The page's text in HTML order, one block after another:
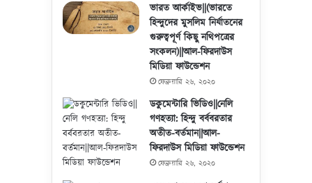
ভারত আর্কাইভ||(ভারতে
হিন্দুদের মুসলিম নির্যাতনের
গুরুত্বপূর্ণ কিছু নথিপত্রের
সংকলন)||আল-ফিরদাউস
মিডিয়া ফাউন্ডেশন
ফেব্রুয়ারি ২৬, ২০২০
ডকুমেন্টারি ভিডিও||নেলি
গণহত্যা: হিন্দু বর্ববরতার
অতীত-বর্তমান||আল-
ফিরদাউস মিডিয়া ফাউন্ডেশন
ফেব্রুয়ারি ২৬, ২০২০